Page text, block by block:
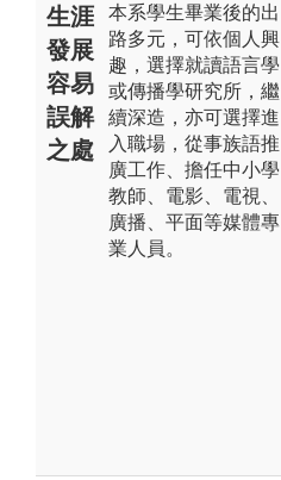
生涯
發展
容易
誤解
之處
本系學生畢業後的出
路多元，可依個人興
趣，選擇就讀語言學
或傳播學研究所，繼
續深造，亦可選擇進
入職場，從事族語推
廣工作、擔任中小學
教師、電影、電視、
廣播、平面等媒體專
業人員。